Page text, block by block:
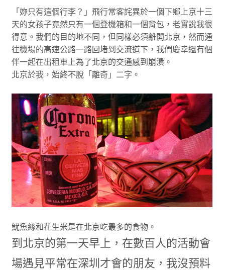
「妳只有這個行李？」飛行常客詫異於一個下鄉上京十三
天的女孩子竟然只有一個登機箱和一個背包，老實說我很
得意。我們的目的地不同，但同樣必須離開北京，然而通
往機場的高速公路一路回堵到交流道下，我們慶幸還有個
伴一起在出租車上為了北京的交通感到崩潰。
北京於我，始終不脫「離奇」二字。
魷魚絲和花生米是在北京吃最多的食物。
到北京的第一天早上，在數百人的活動會
場遇見平常在深圳才會的朋友，我沒預料